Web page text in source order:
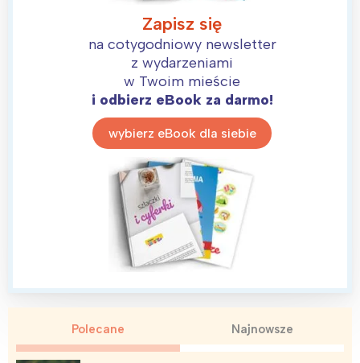
Zapisz się
na cotygodniowy newsletter
z wydarzeniami
w Twoim mieście
i odbierz eBook za darmo!
wybierz eBook dla siebie
Polecane Najnowsze